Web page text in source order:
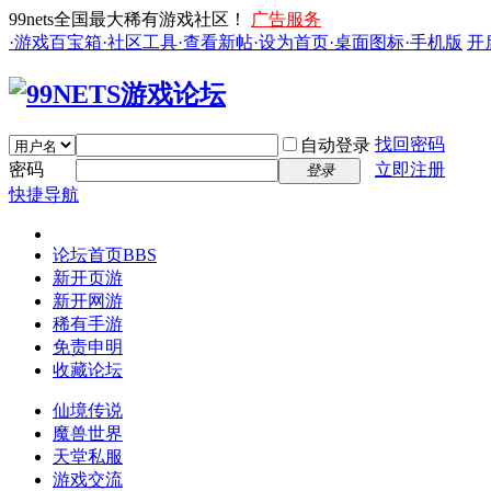
99nets全国最大稀有游戏社区！
广告服务
·游戏百宝箱·社区工具·查看新帖·设为首页·桌面图标·手机版 开
自动登录 找回密码
密码
登录
立即注册
快捷导航
论坛首页BBS
新开页游
新开网游
稀有手游
免责申明
收藏论坛
仙境传说
魔兽世界
天堂私服
游戏交流